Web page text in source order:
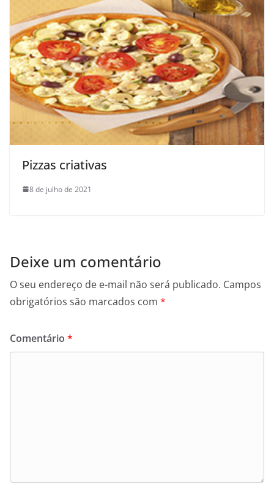
Pizzas criativas
8 de julho de 2021
Deixe um comentário
O seu endereço de e-mail não será publicado. Campos
obrigatórios são marcados com *
Comentário *